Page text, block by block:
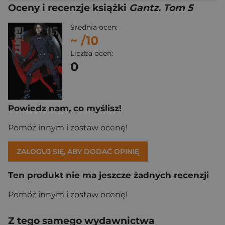
Oceny i recenzje książki Gantz. Tom 5
Średnia ocen:
~ /10
Liczba ocen:
0
Powiedz nam, co myślisz!
Pomóż innym i zostaw ocenę!
ZALOGUJ SIĘ, ABY DODAĆ OPINIĘ
Ten produkt nie ma jeszcze żadnych recenzji
Pomóż innym i zostaw ocenę!
Z tego samego wydawnictwa